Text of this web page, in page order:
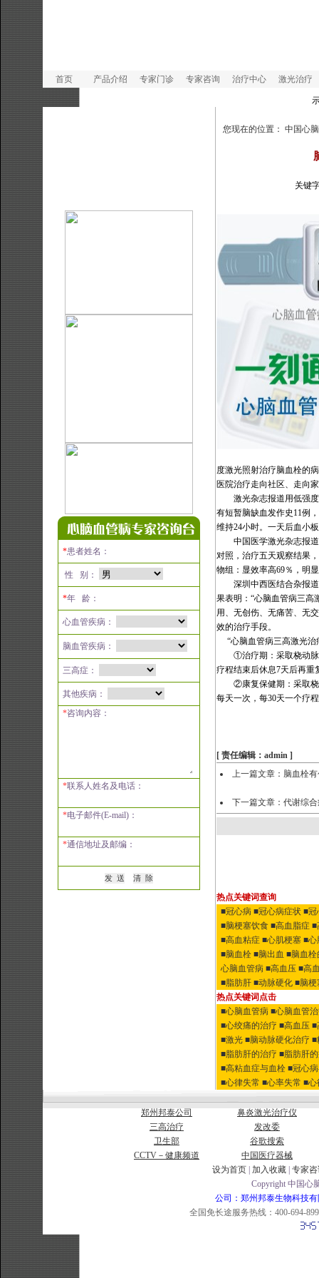
首页 产品介绍 专家门诊 专家咨询 治疗中心 激光治疗
*患者姓名：
性 别：
*年 龄：
心血管疾病：
脑血管疾病：
三高症：
其他疾病：
*咨询内容：
*联系人姓名及电话：
*电子邮件(E-mail)：
*通信地址及邮编：
您现在的位置： 中国心
关键
度激光照射治疗脑血栓的
医院治疗走向社区、走向
激光杂志报道用低强
有短暂脑缺血发作史 11例
维持24小时。一天后血小
中国医学激光杂志报
对照，治疗五天观察结果
物组：显效率高69％，明
深圳中西医结合杂报
果表明： “心脑血管病三高
用、无创伤、无痛苦、无
效的治疗手段。
“心脑血管病三高激光治
①治疗期：采取桡动
疗程结束后休息7天后再重
②康复保健期：采取
每天一次，每30天一个疗
[ 责任编辑：admin ]
上一篇文章： 脑血栓
下一篇文章： 代谢综
热点关键词查询
■冠心病 ■冠心病症状 ■冠
■脑梗塞饮食 ■高血脂症 ■
■高血粘症 ■心肌梗塞 ■心
■脑血栓 ■脑出血 ■脑血栓
心脑血管病 ■高血压 ■高
■脂肪肝 ■动脉硬化 ■脑梗
热点关键词点击
■心脑血管病 ■心脑血管
■心绞痛的治疗 ■高血压 ■
■激光 ■脑动脉硬化治疗 ■
■脂肪肝的治疗 ■脂肪肝
■高粘血症与血栓 ■冠心
■心律失常 ■心率失常 ■心
郑州邦泰公司
鼻炎激光治疗仪
三高治疗
发改委
卫生部
谷歌搜索
CCTV－健康频道
中国医疗器械
设为首页 加入收藏 专家
Copyright 中国心
公司：郑州邦泰生物科
全国免长途服务热线：400-694-